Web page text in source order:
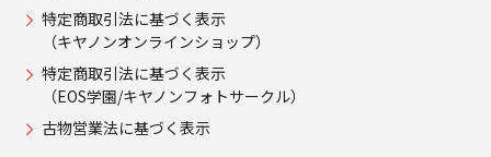
特定商取引法に基づく表示
（キヤノンオンラインショップ）
特定商取引法に基づく表示
（EOS学園/キヤノンフォトサークル）
古物営業法に基づく表示